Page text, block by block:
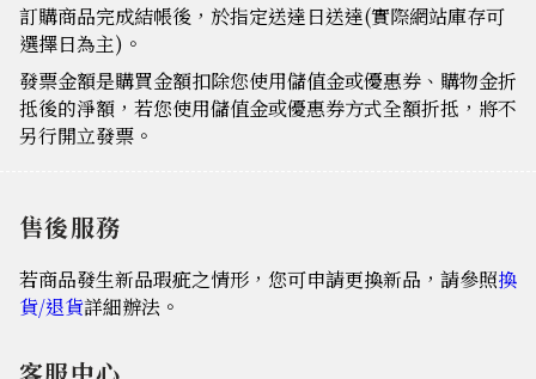
訂購商品完成結帳後，於指定送達日送達(實際網站庫存可
選擇日為主)。
發票金額是購買金額扣除您使用儲值金或優惠券、購物金折
抵後的淨額，若您使用儲值金或優惠券方式全額折抵，將不
另行開立發票。
售後服務
若商品發生新品瑕疵之情形，您可申請更換新品，請參照換
貨/退貨詳細辦法。